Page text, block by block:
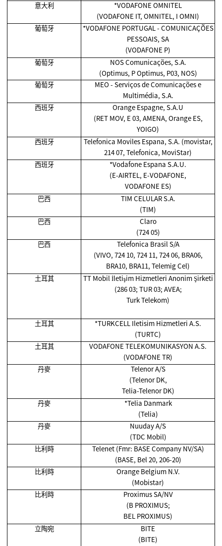
意大利
*VODAFONE OMNITEL
(VODAFONE IT, OMNITEL, I OMNI)
葡萄牙
*VODAFONE PORTUGAL - COMUNICAÇÕES
PESSOAIS, SA
(VODAFONE P)
葡萄牙
NOS Comunicações, S.A.
(Optimus, P Optimus, P03, NOS)
葡萄牙
MEO - Serviços de Comunicações e
Multimédia, S.A.
西班牙
Orange Espagne, S.A.U
(RET MOV, E 03, AMENA, Orange ES,
YOIGO)
西班牙
Telefonica Moviles Espana, S.A. (movistar,
214 07, Telefonica, MoviStar)
西班牙
*Vodafone Espana S.A.U.
(E-AIRTEL, E-VODAFONE,
VODAFONE ES)
巴西
TIM CELULAR S.A.
(TIM)
巴西
Claro
(724 05)
巴西
Telefonica Brasil S/A
(VIVO, 724 10, 724 11, 724 06, BRA06,
BRA10, BRA11, Telemig Cel)
土耳其
TT Mobil İletişim Hizmetleri Anonim Şirketi
(286 03; TUR 03; AVEA;
Turk Telekom)
土耳其
*TURKCELL Iletisim Hizmetleri A.S.
(TURTC)
土耳其
VODAFONE TELEKOMUNIKASYON A.S.
(VODAFONE TR)
丹麥
Telenor A/S
(Telenor DK,
Telia-Telenor DK)
丹麥
*Telia Danmark
(Telia)
丹麥
Nuuday A/S
(TDC Mobil)
比利時
Telenet (Fmr: BASE Company NV/SA)
(BASE, Bel 20, 206-20)
比利時
Orange Belgium N.V.
(Mobistar)
比利時
Proximus SA/NV
(B PROXIMUS;
BEL PROXIMUS)
立陶宛
BITE
(BITE)